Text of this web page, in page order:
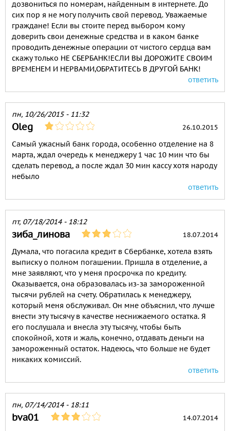
дозвониться по номерам, найденным в интернете. До
сих пор я не могу получить свой перевод. Уважаемые
граждане! Если вы стоите перед выбором кому
доверить свои денежные средства и в каком банке
проводить денежные операции от чистого сердца вам
скажу только НЕ СБЕРБАНК!ЕСЛИ ВЫ ДОРОЖИТЕ СВОИМ
ВРЕМЕНЕМ И НЕРВАМИ,ОБРАТИТЕСЬ В ДРУГОЙ БАНК!
ответить
пн, 10/26/2015 - 11:32
Oleg 26.10.2015
Самый ужасный банк города, особенно отделение на 8
марта, ждал очередь к менеджеру 1 час 10 мин что бы
сделать перевод, а после ждал 30 мин кассу хотя народу
небыло
ответить
пт, 07/18/2014 - 18:12
зиба_линова 18.07.2014
Думала, что погасила кредит в Сбербанке, хотела взять
выписку о полном погашении. Пришла в отделение, а
мне заявляют, что у меня просрочка по кредиту.
Оказывается, она образовалась из-за замороженной
тысячи рублей на счету. Обратилась к менеджеру,
который меня обслуживал. Он мне объяснил, что лучше
внести эту тысячу в качестве неснижаемого остатка. Я
его послушала и внесла эту тысячу, чтобы быть
спокойной, хотя и жаль, конечно, отдавать деньги на
замороженный остаток. Надеюсь, что больше не будет
никаких комиссий.
ответить
пн, 07/14/2014 - 18:11
bva01 14.07.2014